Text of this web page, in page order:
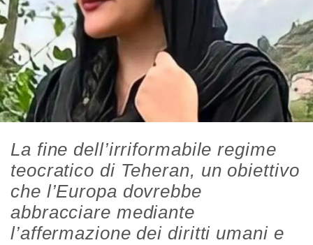
La fine dell’irriformabile regime
teocratico di Teheran, un obiettivo
che l’Europa dovrebbe
abbracciare mediante
l’affermazione dei diritti umani e